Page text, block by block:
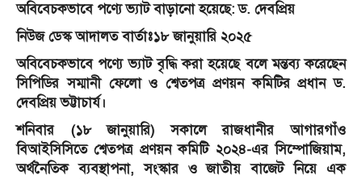
অবিবেচকভাবে পণ্যে ভ্যাট বাড়ানো হয়েছে: ড. দেবপ্রিয়
নিউজ ডেস্ক আদালত বার্তাঃ১৮ জানুয়ারি ২০২৫
অবিবেচকভাবে পণ্যে ভ্যাট বৃদ্ধি করা হয়েছে বলে মন্তব্য করেছেন
সিপিডির সম্মানী ফেলো ও শ্বেতপত্র প্রণয়ন কমিটির প্রধান ড.
দেবপ্রিয় ভট্টাচার্য।
শনিবার (১৮ জানুয়ারি) সকালে রাজধানীর আগারগাঁও
বিআইসিসিতে শ্বেতপত্র প্রণয়ন কমিটি ২০২৪-এর সিম্পোজিয়াম,
অর্থনৈতিক ব্যবস্থাপনা, সংস্কার ও জাতীয় বাজেট নিয়ে এক